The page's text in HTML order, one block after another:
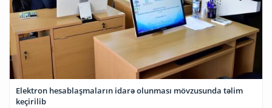
Elektron hesablaşmaların idarə olunması mövzusunda təlim
keçirilib